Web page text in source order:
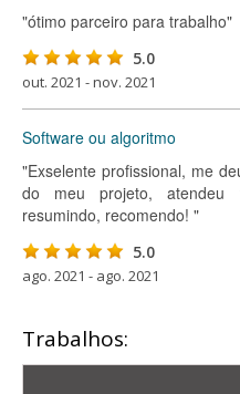
"ótimo parceiro para trabalho"
5.0
out. 2021 - nov. 2021
Software ou algoritmo
"Exselente profissional, me
do meu projeto, atendeu
resumindo, recomendo! "
5.0
ago. 2021 - ago. 2021
Trabalhos: